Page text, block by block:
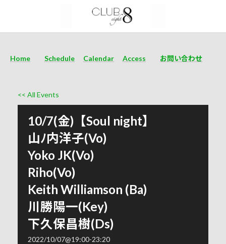
Home Schedule Calendar Access お問い合わせ
<< All Events
10/7(金)【Soul night】
山ﾉ内洋子(Vo)
Yoko JK(Vo)
Riho(Vo)
Keith Williamson (Ba)
川勝陽一(Key)
下久保昌樹(Ds)
2022/10/07@19:00-23:20